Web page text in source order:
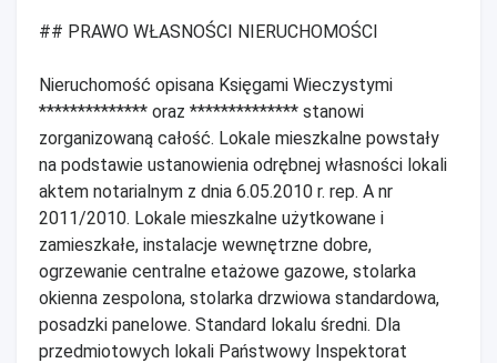
## PRAWO WŁASNOŚCI NIERUCHOMOŚCI
Nieruchomość opisana Księgami Wieczystymi
************** oraz ************** stanowi
zorganizowaną całość. Lokale mieszkalne powstały
na podstawie ustanowienia odrębnej własności lokali
aktem notarialnym z dnia 6.05.2010 r. rep. A nr
2011/2010. Lokale mieszkalne użytkowane i
zamieszkałe, instalacje wewnętrzne dobre,
ogrzewanie centralne etażowe gazowe, stolarka
okienna zespolona, stolarka drzwiowa standardowa,
posadzki panelowe. Standard lokalu średni. Dla
przedmiotowych lokali Państwowy Inspektorat